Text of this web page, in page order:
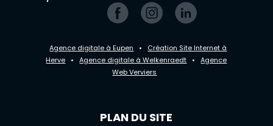
Agence digitale à Eupen •
Création Site Internet à
Herve
• Agence digitale à Welkenraedt •
Agence
Web Verviers
PLAN DU SITE